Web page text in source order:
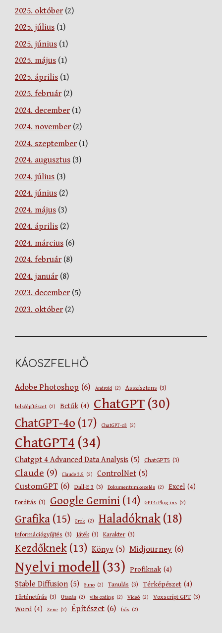
2025. október(2)
2025. július (1)
2025. június (1)
2025. május (1)
2025. április (1)
2025. február(2)
2024. december(1)
2024. november(2)
2024. szeptember(1)
2024. augusztus (3)
2024. július (3)
2024. június (2)
2024. május (3)
2024. április (2)
2024. március (6)
2024. február(8)
2024. január(8)
2023. december(5)
2023. október(2)
KÁOSZFELHŐ
Adobe Photoshop (6) Android (2) Asszisztens (3)
belsőépítészet (2) Betűk (4) ChatGPT (30)
ChatGPT-4o (17) ChatGPT-o3 (2)
ChatGPT4 (34)
Chatgpt 4 Advanced Data Analysis (5) ChatGPT5 (3)
Claude (9) Claude 3.5 (2) ControlNet (5)
CustomGPT (6) Dall-E 3 (3) Dokumentumkezelés (2) Excel (4)
Fordítás (3) Google Gemini (14) GPT4+Plug-ins (2)
Grafika (15) Grok (2) Haladóknak (18)
Információgyűjtés (3) Játék (3) Karakter (3)
Kezdőknek (13) Könyv (5) Midjourney (6)
Nyelvi modell (33) Profiknak (4)
Stable Diffusion (5) Suno (2) Tanulás (3) Térképészet (4)
Történetírás (3) Utazás (2) vibe coding (2) Videó (2) Voxscript GPT (3)
Word (4) Zene (2) Építészet (6) Írás (2)